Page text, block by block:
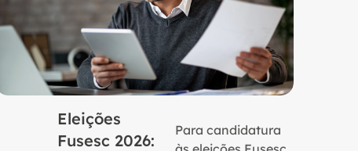
Eleições
Fusesc 2026:
Para candidatura